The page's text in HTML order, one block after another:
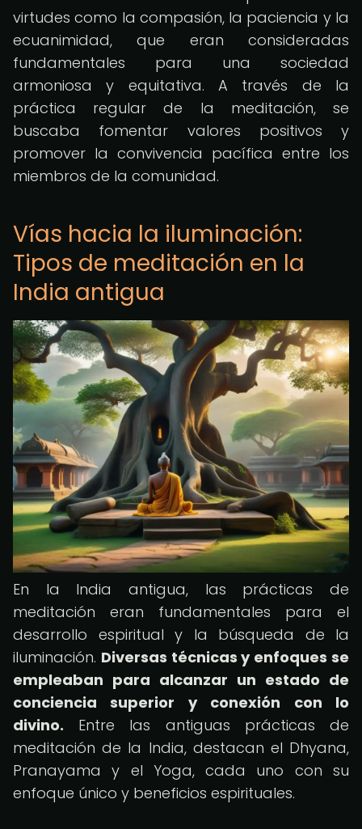
virtudes como la compasión, la paciencia y la
ecuanimidad, que eran consideradas
fundamentales para una sociedad
armoniosa y equitativa. A través de la
práctica regular de la meditación, se
buscaba fomentar valores positivos y
promover la convivencia pacífica entre los
miembros de la comunidad.
Vías hacia la iluminación:
Tipos de meditación en la
India antigua
En la India antigua, las prácticas de
meditación eran fundamentales para el
desarrollo espiritual y la búsqueda de la
iluminación. Diversas técnicas y enfoques se
empleaban para alcanzar un estado de
conciencia superior y conexión con lo
divino. Entre las antiguas prácticas de
meditación de la India, destacan el Dhyana,
Pranayama y el Yoga, cada uno con su
enfoque único y beneficios espirituales.